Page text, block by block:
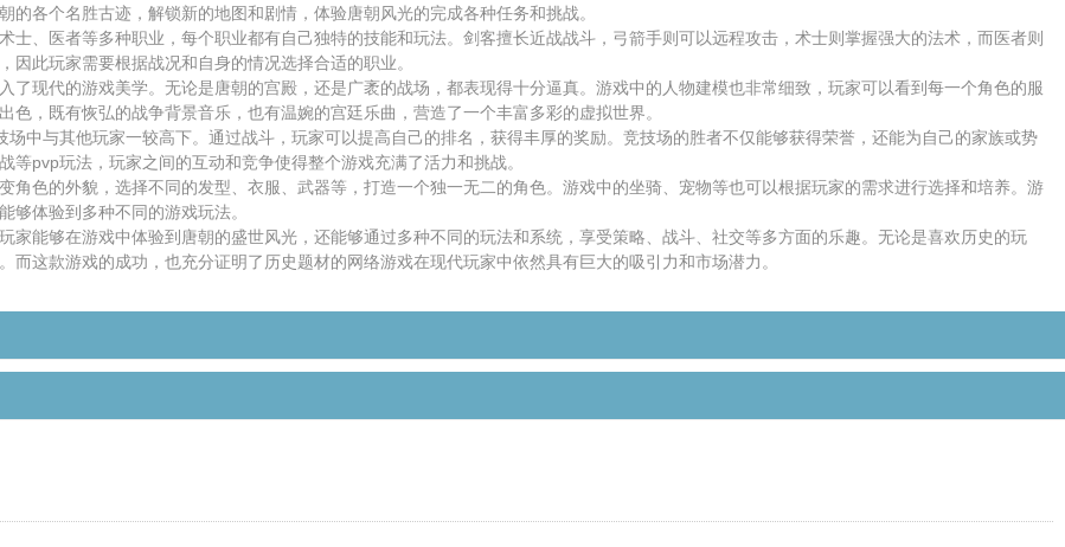
各个名胜古迹，解锁新的地图和剧情，体验唐朝风光的完成各种任务和挑战。
、医者等多种职业，每个职业都有自己独特的技能和玩法。剑客擅长近战战斗，弓箭手则可以远程攻击，术士则掌握强大的法术，而医者则
此玩家需要根据战况和自身的情况选择合适的职业。
了现代的游戏美学。无论是唐朝的宫殿，还是广袤的战场，都表现得十分逼真。游戏中的人物建模也非常细致，玩家可以看到每一个角色的服
，既有恢弘的战争背景音乐，也有温婉的宫廷乐曲，营造了一个丰富多彩的虚拟世界。
中与其他玩家一较高下。通过战斗，玩家可以提高自己的排名，获得丰厚的奖励。竞技场的胜者不仅能够获得荣誉，还能为自己的家族或势
pvp玩法，玩家之间的互动和竞争使得整个游戏充满了活力和挑战。
色的外貌，选择不同的发型、衣服、武器等，打造一个独一无二的角色。游戏中的坐骑、宠物等也可以根据玩家的需求进行选择和培养。游
够体验到多种不同的游戏玩法。
家能够在游戏中体验到唐朝的盛世风光，还能够通过多种不同的玩法和系统，享受策略、战斗、社交等多方面的乐趣。无论是喜欢历史的玩
这款游戏的成功，也充分证明了历史题材的网络游戏在现代玩家中依然具有巨大的吸引力和市场潜力。